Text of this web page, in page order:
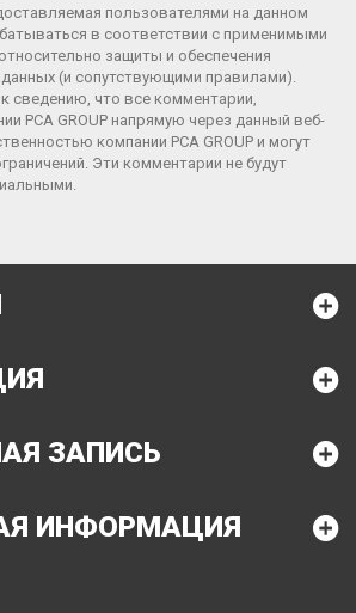
пользователями на данном
в соответствии с применимыми
защиты и обеспечения
(и сопутствующими правилами).
сведению, что все комментарии,
PCA GROUP напрямую через данный веб-
компании PCA GROUP и могут
Эти комментарии не будут
ЗАПИСЬ
ИНФОРМАЦИЯ